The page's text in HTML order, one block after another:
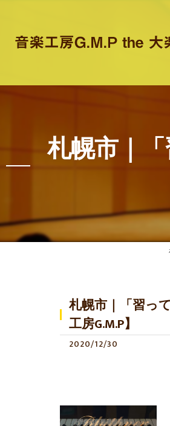
札幌市｜
札幌市｜「習っ
工房G.M.P】
2020/12/30